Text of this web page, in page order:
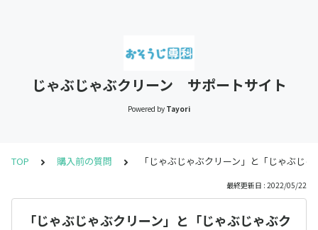
じゃぶじゃぶクリーン サポートサイト
Powered by Tayori
TOP 購入前の質問 「じゃぶじゃぶクリーン」と「じゃぶじ
最終更新日 : 2022/05/22
「じゃぶじゃぶクリーン」と「じゃぶじゃぶク